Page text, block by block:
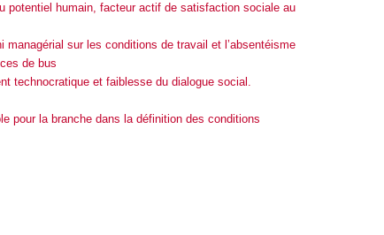
potentiel humain, facteur actif de satisfaction sociale au
sur les conditions de travail et l’absentéisme
de bus
technocratique et faiblesse du dialogue social.
pour la branche dans la définition des conditions